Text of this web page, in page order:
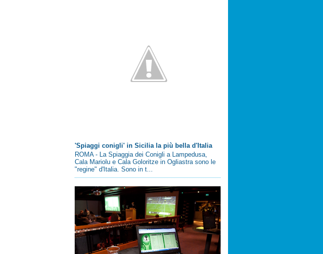
'Spiaggi conigli' in Sicilia la più bella d'Italia
ROMA - La Spiaggia dei Conigli a Lampedusa,
Cala Mariolu e Cala Goloritze in Ogliastra sono le
"regine" d'Italia. Sono in t...